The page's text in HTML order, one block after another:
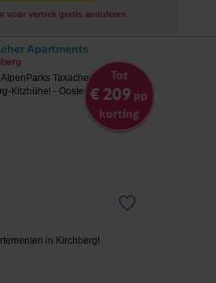
voor vertrek gratis annuleren
Apartments
Tot
€ 209 pp
korting
in Kirchberg!